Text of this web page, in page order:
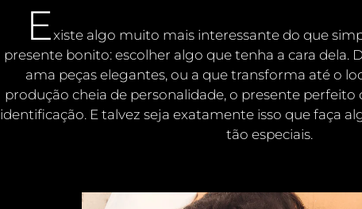
Existe algo muito mais interessante do que
presente bonito: escolher algo que tenha a cara dela.
ama peças elegantes, ou a que transforma até o
produção cheia de personalidade, o presente perfeito
identificação. E talvez seja exatamente isso que faça
tão especiais.